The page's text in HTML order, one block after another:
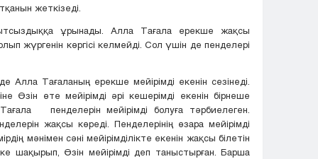
жеткізеді.
ұрынады. Алла Тағала ерекше жақсы
жүргенін көргісі келмейді. Сол үшін де пенделері
Тағаланың ерекше мейірімді екенін сезінеді.
Өзін өте мейірімді әрі кешерімді екенін бірнеше
пенделерін мейірімді болуға тәрбиелеген.
жақсы көреді. Пенделерінің өзара мейірімді
мәнімен сәні мейірімділікте екенін жақсы білетін
шақырып, Өзін мейірімді деп таныстырған. Барша